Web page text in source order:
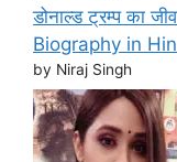
डोनाल्ड ट्रम्प का
Biography in
by Niraj Singh